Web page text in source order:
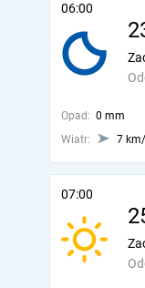
06:00
Opad: 0 mm
Wiatr:
7
07:00